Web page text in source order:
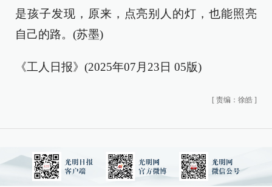
是孩子发现，原来，点亮别人的灯，也能照亮
自己的路。(苏墨)
《工人日报》(2025年07月23日 05版)
[ 责编：徐皓 ]